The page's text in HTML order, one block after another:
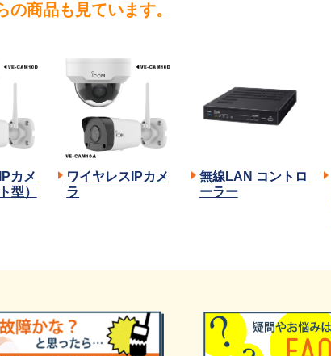
商品も見ています。
カメ
型）
ワイヤレスIPカメ
ラ
無線LAN コントロ
ーラー